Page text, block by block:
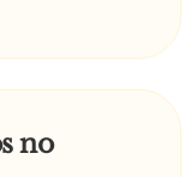
coisa!
50 euros.
no